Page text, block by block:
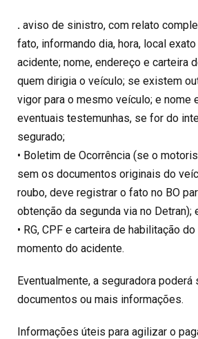
. aviso de sinistro, com relato
fato, informando dia, hora, local
acidente; nome, endereço e carteira
quem dirigia o veículo; se existem
vigor para o mesmo veículo; e nome
eventuais testemunhas, se for do
segurado;
• Boletim de Ocorrência (se o
sem os documentos originais do
roubo, deve registrar o fato no BO
obtenção da segunda via no Detran);
• RG, CPF e carteira de habilitação
momento do acidente.
Eventualmente, a seguradora
documentos ou mais informações.
Informações úteis para agilizar o